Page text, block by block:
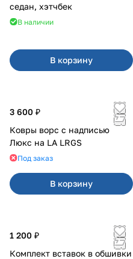
седан, хэтчбек
В наличии
В корзину
3 600 ₽
Ковры ворс с надписью
Люкс на LA LRGS
Под заказ
В корзину
1 200 ₽
Комплект вставок в обшивки